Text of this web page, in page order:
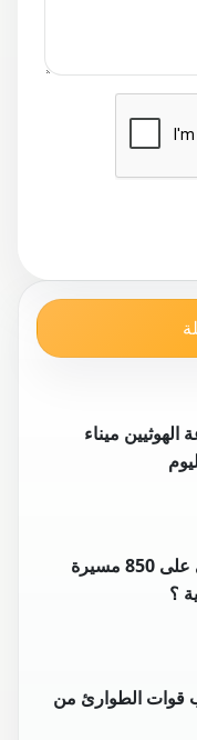
ميناء
هل حصل الجيش اليمني على 850 مسيرة
قوات الطوارئ من